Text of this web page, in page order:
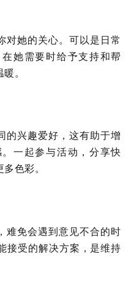
对她的关心。可以是日常
她需要时给予支持和帮
。
的兴趣爱好，这有助于增
一起参与活动，分享快
色彩。
难免会遇到意见不合的时
接受的解决方案，是维持